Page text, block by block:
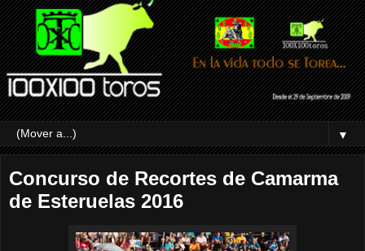
▼
Concurso de Recortes de Camarma
de Esteruelas 2016